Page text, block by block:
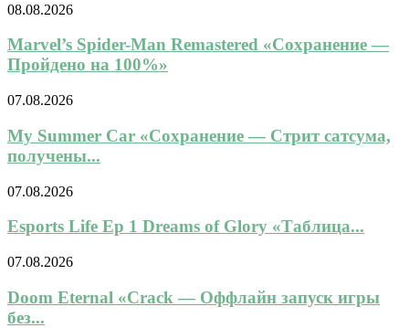
08.08.2026
Marvel’s Spider-Man Remastered «Сохранение —
Пройдено на 100%»
07.08.2026
My Summer Car «Сохранение — Стрит сатсума,
получены...
07.08.2026
Esports Life Ep 1 Dreams of Glory «Таблица...
07.08.2026
Doom Eternal «Crack — Оффлайн запуск игры
без...